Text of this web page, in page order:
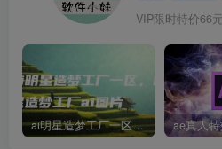
VIP限时特价66
ai明星造梦工厂一区，明星造梦工厂ai图片